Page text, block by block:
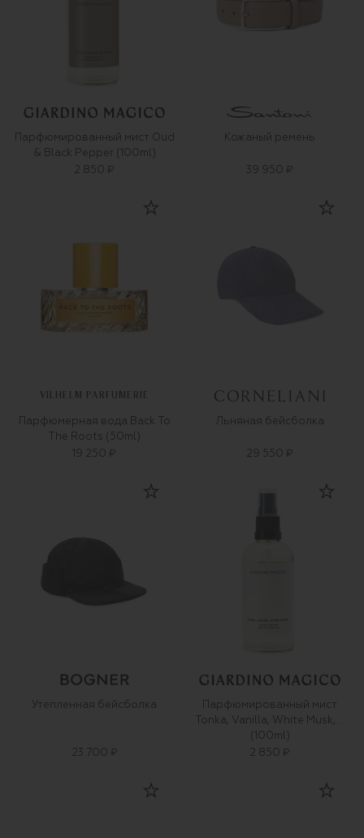
Парфюмированный мист Oud
& Black Pepper (100ml)
2 850 ₽
Кожаный ремень
39 950 ₽
VILHELM PARFUMERIE
Парфюмерная вода Back To
The Roots (50ml)
19 250 ₽
Льняная бейсболка
29 550 ₽
Утепленная бейсболка
23 700 ₽
Парфюмированный мист
Tonka, Vanilla, White Musk, …
(100ml)
2 850 ₽